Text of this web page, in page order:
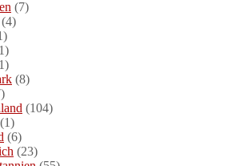
(7)
(4)
(8)
(104)
(1)
(6)
(23)